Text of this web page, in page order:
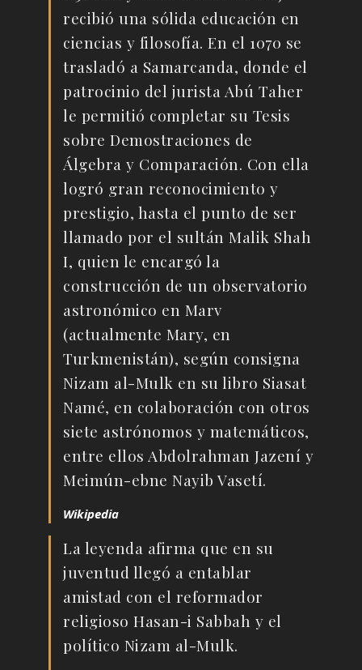
recibió una sólida educación en
ciencias y filosofía. En el 1070 se
trasladó a Samarcanda, donde el
patrocinio del jurista Abú Taher
le permitió completar su Tesis
sobre Demostraciones de
Álgebra y Comparación. Con ella
logró gran reconocimiento y
prestigio, hasta el punto de ser
llamado por el sultán Malik Shah
I, quien le encargó la
construcción de un observatorio
astronómico en Marv
(actualmente Mary, en
Turkmenistán), según consigna
Nizam al-Mulk en su libro Siasat
Namé, en colaboración con otros
siete astrónomos y matemáticos,
entre ellos Abdolrahman Jazení y
Meimún-ebne Nayib Vasetí.
Wikipedia
La leyenda afirma que en su
juventud llegó a entablar
amistad con el reformador
religioso Hasan-i Sabbah y el
político Nizam al-Mulk.